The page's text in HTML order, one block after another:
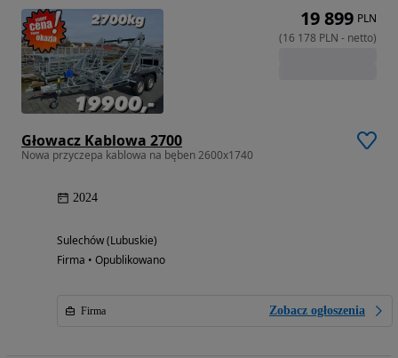
Głowacz Kablowa 2700
Nowa przyczepa kablowa na bęben 2600x1740
2024
Sulechów (Lubuskie)
Firma • Opublikowano
Firma Zobacz ogłoszenia
19 899 PLN
(16 178 PLN - netto)